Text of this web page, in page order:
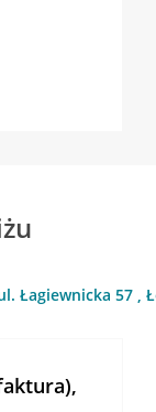
Łagiewnicka 57 ,